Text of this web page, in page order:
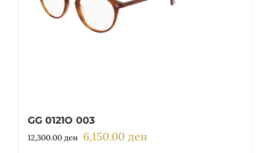
GG 0121O 003
12,300.00ден Original
6,150.00 денCurrent